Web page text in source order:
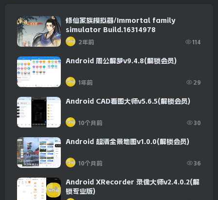
修仙家族模拟器/Immortal family
simulator Build.16314978
2年前 114
Android 周公解梦v9.4.8(解锁会员)
1年前 29
Android CAD看图大师v5.6.5(解锁会员)
10个月前 30
Android 超清全景地图v1.0.0(解锁会员)
10个月前 36
Android XRecorder 录像大师v2.4.0.2(解
锁专业版)